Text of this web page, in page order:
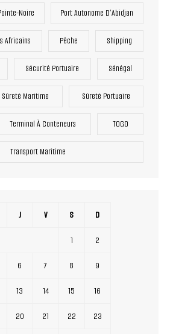
Noire Port Autonome D’Abidjan
Africains Pêche Shipping
Sécurité Portuaire Sénégal
Sûreté Maritime Sûreté Portuaire
Terminal À Conteneurs TOGO
Transport Maritime
J V S D
1 2
6 7 8 9
13 14 15 16
20 21 22 23